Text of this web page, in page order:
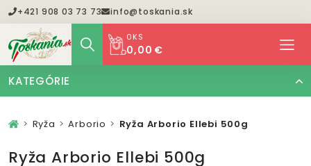
+421 908 03 73 73 info@toskania.sk
0KS
0,00 €
KATEGÓRIE
Ryža Arborio Ryža Arborio Ellebi 500g
Ryža Arborio Ellebi 500g